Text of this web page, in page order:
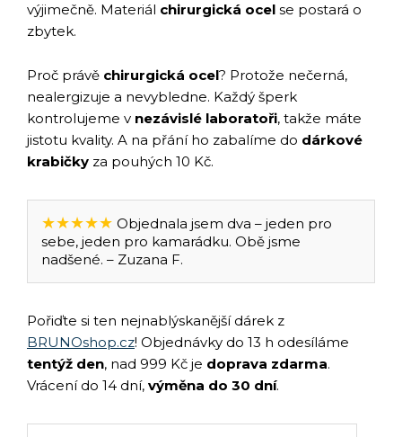
výjimečně. Materiál chirurgická ocel se postará o
zbytek.
Proč právě chirurgická ocel? Protože nečerná,
nealergizuje a nevybledne. Každý šperk
kontrolujeme v nezávislé laboratoři, takže máte
jistotu kvality. A na přání ho zabalíme do dárkové
krabičky za pouhých 10 Kč.
★★★★★ Objednala jsem dva – jeden pro
sebe, jeden pro kamarádku. Obě jsme
nadšené. – Zuzana F.
Pořiďte si ten nejnablýskanější dárek z
BRUNOshop.cz! Objednávky do 13 h odesíláme
tentýž den, nad 999 Kč je doprava zdarma.
Vrácení do 14 dní, výměna do 30 dní.